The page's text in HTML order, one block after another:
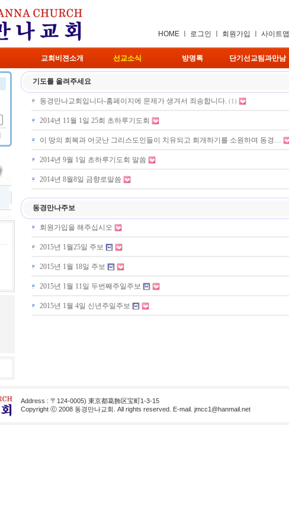
HOME 로그인 회원가입 사이트맵
교회비젼소개 선교소식 방명록 단기선교팀과만남
기도를 올려주세요
동경만나교회입니다-홈페이지에 문제가 생겨서 죄송합니다. (1)
2014년 11월 1일 25회 초하루기도회
이 땅의 회복과 어긋난 그리스도인들이 치유되고 회개하기를 소원하며 동경…
2014년 9월 1일 초하루기도회 말씀
2014년 8월8일 금향로말씀
동경만나주보
회원가입을 해주십시오
2015년 1월25일 주보
2015년 1월 18일 주보
2015년 1월 11일 두번째주일주보
2015년 1월 4일 신년주일주보
Address : 〒124-0005) 東京都葛飾区宝町1-3-15
Copyright ⓒ 2008 동경만나교회. All rights reserved. E-mail. jmcc1@hanmail.net